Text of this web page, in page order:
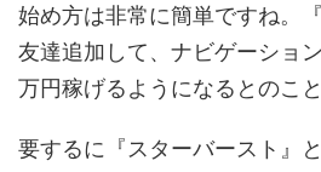
始め方は非常に簡単ですね。
友達追加して、ナビゲーショ
万円稼げるようになるとのこと
要するに『スターバースト』